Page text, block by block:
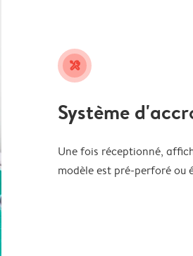
tools
Système
Une fois réceptionné,
modèle est pré-perforé ou